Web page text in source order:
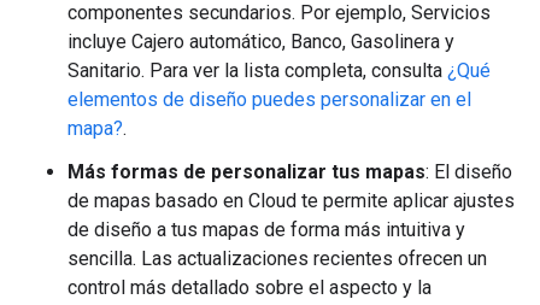
componentes secundarios. Por ejemplo, Servicios
incluye Cajero automático, Banco, Gasolinera y
Sanitario. Para ver la lista completa, consulta ¿Qué
elementos de diseño puedes personalizar en el
mapa?.
Más formas de personalizar tus mapas: El diseño
de mapas basado en Cloud te permite aplicar ajustes
de diseño a tus mapas de forma más intuitiva y
sencilla. Las actualizaciones recientes ofrecen un
control más detallado sobre el aspecto y la